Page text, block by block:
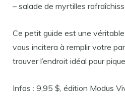
– salade de myrtilles
Ce petit guide est une
vous incitera à remplir votre
trouver l’endroit idéal pour
Infos : 9,95 $, édition Modus